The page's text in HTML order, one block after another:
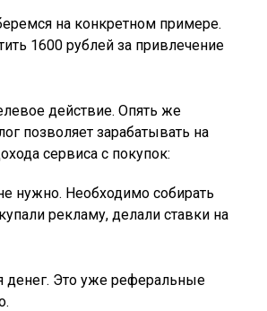
на конкретном примере.
1600 рублей за привлечение
действие. Опять же
позволяет зарабатывать на
сервиса с покупок:
нужно. Необходимо собирать
рекламу, делали ставки на
денег. Это уже реферальные